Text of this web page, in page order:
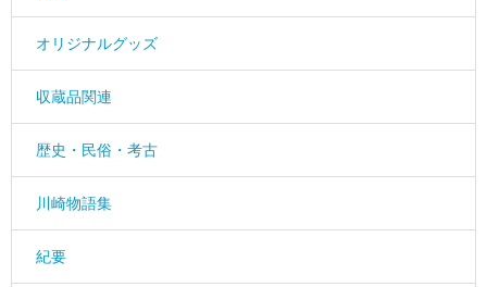
オリジナルグッズ
収蔵品関連
歴史・民俗・考古
川崎物語集
紀要